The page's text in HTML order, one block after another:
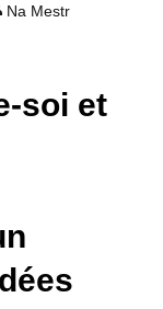
Na Mestr
soi et